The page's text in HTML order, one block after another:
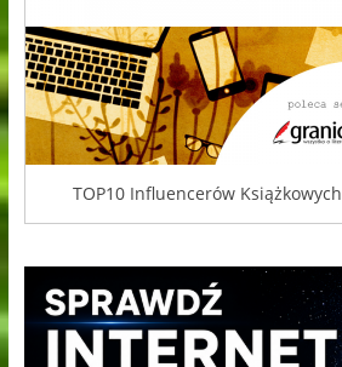
TOP10 Influencerów Książkowych